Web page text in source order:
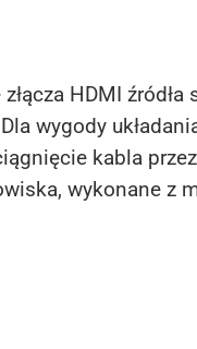
HDMI źródła
wygody
kabla
wykonane z